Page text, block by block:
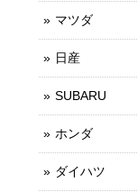
マツダ
日産
SUBARU
ホンダ
ダイハツ